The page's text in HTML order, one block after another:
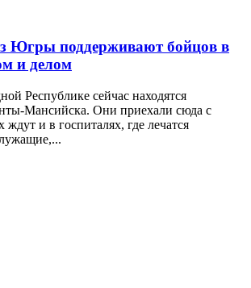
Югры поддерживают бойцов в
и делом
Республике сейчас находятся
Мансийска. Они приехали сюда с
и в госпиталях, где лечатся